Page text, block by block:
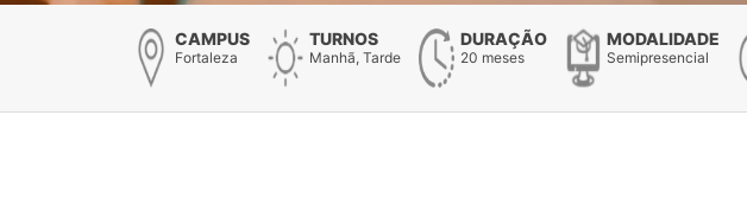
CAMPUS
Fortaleza
TURNOS
Manhã, Tarde
DURAÇÃO
20 meses
MODALIDADE
Semipresencial